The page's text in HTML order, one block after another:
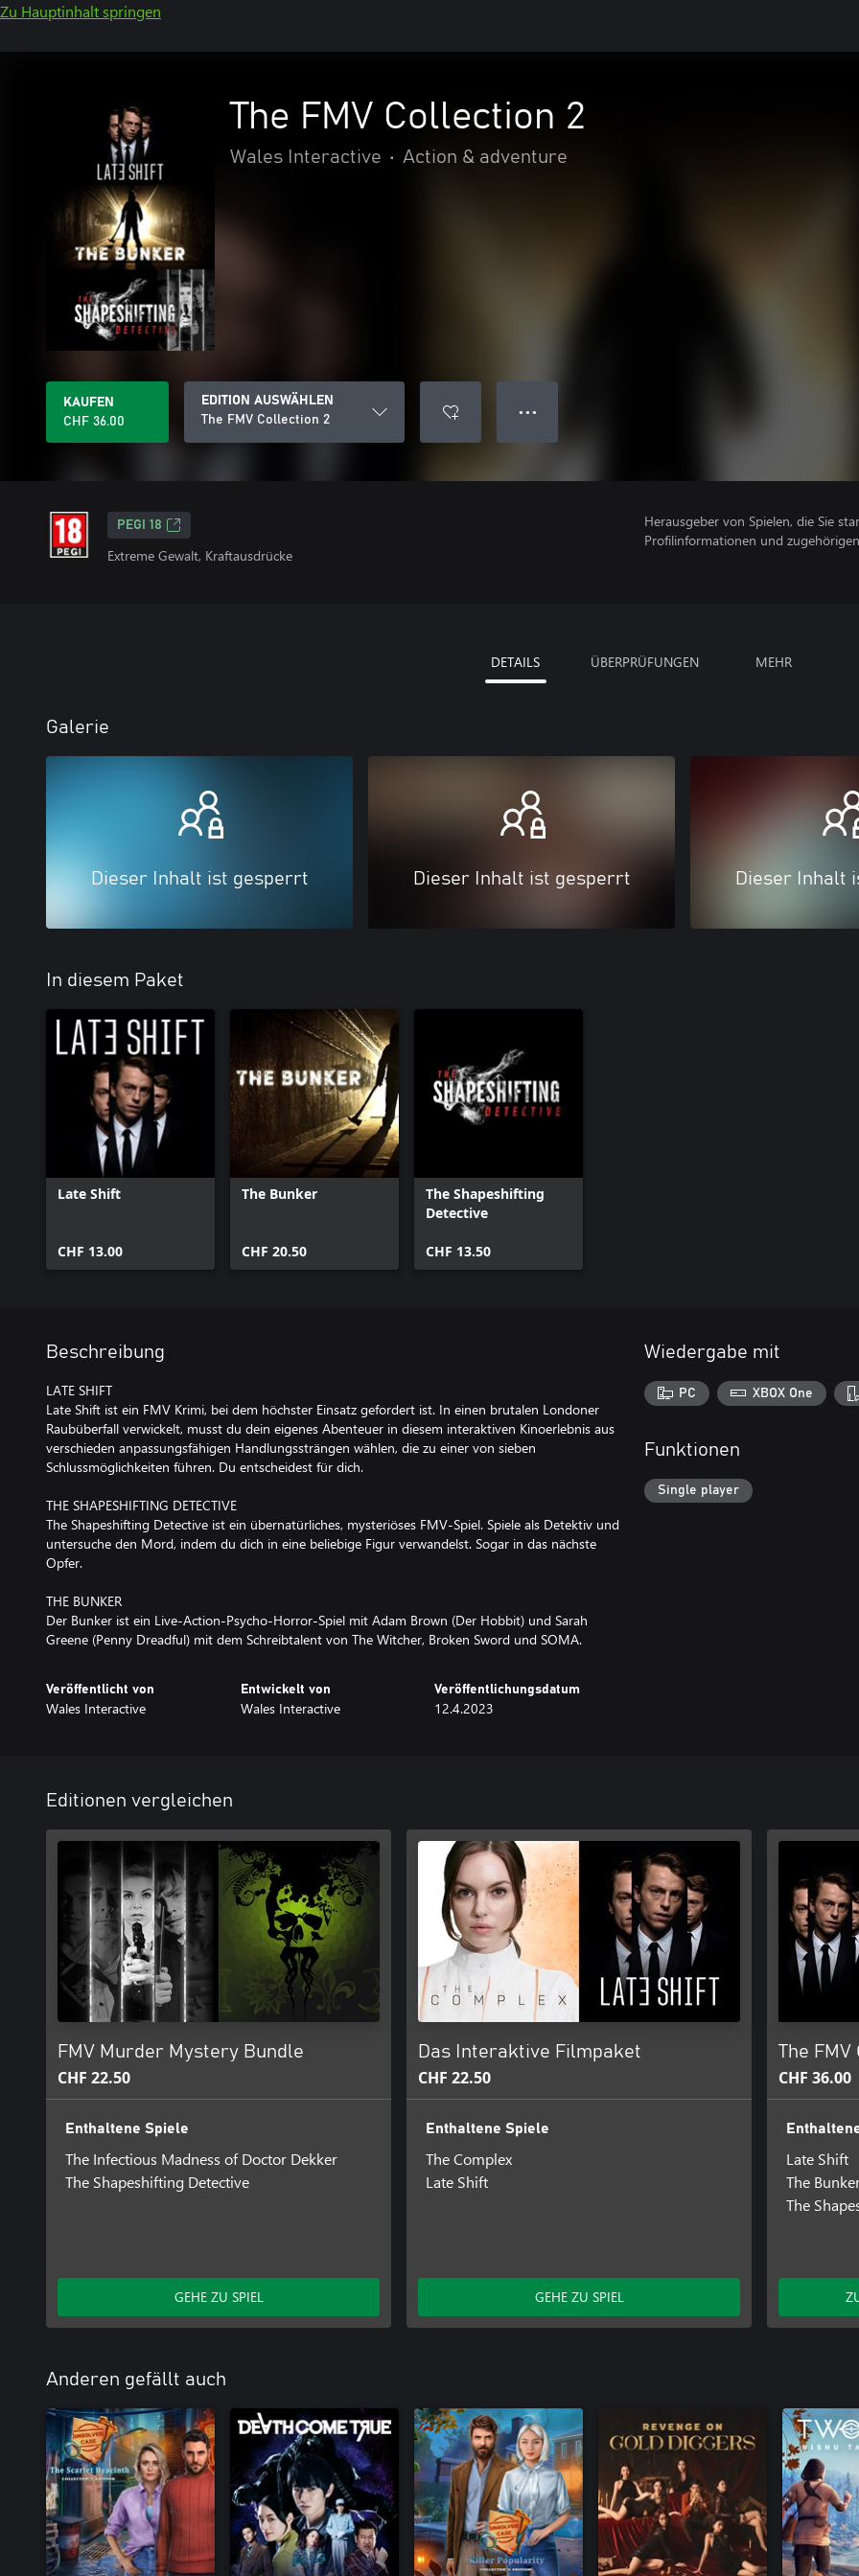
Zu Hauptinhalt springen
The FMV Collection 2
Wales Interactive • Action & adventure
KAUFEN
CHF 36.00
EDITION AUSWÄHLEN
The FMV Collection 2
● ● ●
PEGI 18
Extreme Gewalt, Kraftausdrücke
Herausgeber von Spielen, die Sie
Profilinformationen und
DETAILS ÜBERPRÜFUNGEN MEHR
Galerie
Dieser Inhalt ist gesperrt Dieser Inhalt ist gesperrt Dieser Inhalt
In diesem Paket
Late Shift
CHF 13.00
The Bunker
CHF 20.50
The Shapeshifting
Detective
CHF 13.50
Beschreibung
LATE SHIFT
Late Shift ist ein FMV Krimi, bei dem höchster Einsatz gefordert ist. In einen brutalen Londoner
Raubüberfall verwickelt, musst du dein eigenes Abenteuer in diesem interaktiven Kinoerlebnis aus
verschieden anpassungsfähigen Handlungssträngen wählen, die zu einer von sieben
Schlussmöglichkeiten führen. Du entscheidest für dich.
THE SHAPESHIFTING DETECTIVE
The Shapeshifting Detective ist ein übernatürliches, mysteriöses FMV-Spiel. Spiele als Detektiv und
untersuche den Mord, indem du dich in eine beliebige Figur verwandelst. Sogar in das nächste
Opfer.
THE BUNKER
Der Bunker ist ein Live-Action-Psycho-Horror-Spiel mit Adam Brown (Der Hobbit) und Sarah
Greene (Penny Dreadful) mit dem Schreibtalent von The Witcher, Broken Sword und SOMA.
Veröffentlicht von
Wales Interactive
Entwickelt von
Wales Interactive
Veröffentlichungsdatum
12.4.2023
Wiedergabe mit
PC XBOX One
Funktionen
Single player
Editionen vergleichen
FMV Murder Mystery Bundle
CHF 22.50
Enthaltene Spiele
The Infectious Madness of Doctor Dekker
The Shapeshifting Detective
GEHE ZU SPIEL
Das Interaktive Filmpaket
CHF 22.50
Enthaltene Spiele
The Complex
Late Shift
GEHE ZU SPIEL
The
CHF 36.00
Late Shift
The
The
Anderen gefällt auch